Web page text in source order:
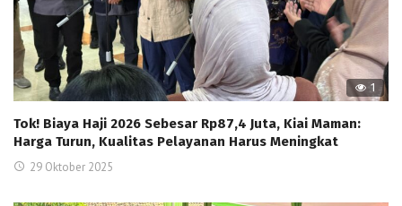
1
Tok! Biaya Haji 2026 Sebesar Rp87,4 Juta, Kiai Maman:
Harga Turun, Kualitas Pelayanan Harus Meningkat
29 Oktober 2025